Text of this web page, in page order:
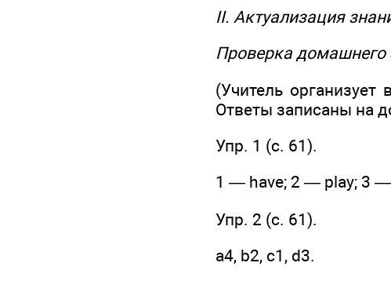
II. Актуализация
Проверка домашнего
(Учитель
Ответы записаны на
Упр. 1 (с. 61).
1 — have; 2 — play; 3
Упр. 2 (с. 61).
а4, b2, c1, d3.